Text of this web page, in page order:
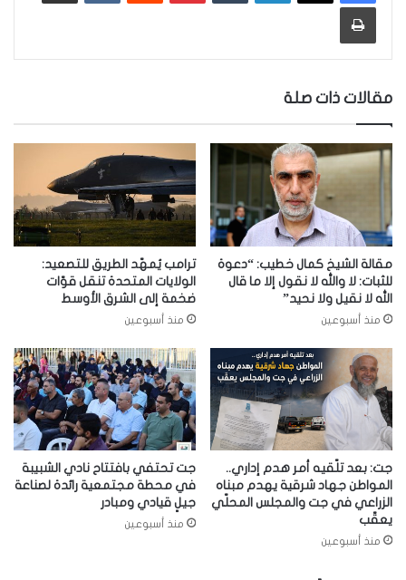
طباعة
مقالات ذات صلة
مقالة الشيخ كمال خطيب: “دعوة
للثبات: لا والله لا نقول إلا ما قال
الله لا نقيل ولا نحيد”
منذ أسبوعين
ترامب يُمهّد الطريق للتصعيد:
الولايات المتحدة تنقل قوّات
ضخمة إلى الشرق الأوسط
منذ أسبوعين
جت: بعد تلّقيه أمر هدم إداري..
المواطن جهاد شرقية يهدم مبناه
الزراعي في جت والمجلس المحلّي
يعقّب
منذ أسبوعين
جت تحتفي بافتتاح نادي الشبيبة
في محطة مجتمعية رائدة لصناعة
جيلٍ قيادي ومبادر
منذ أسبوعين